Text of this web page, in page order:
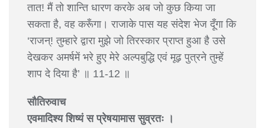
तात! मैं तो शान्ति धारण करके अब जो कुछ किया जा
सकता है, वह करूँगा। राजाके पास यह संदेश भेज दूँगा कि
‘राजन्! तुम्हारे द्वारा मुझे जो तिरस्कार प्राप्त हुआ है उसे
देखकर अमर्षमें भरे हुए मेरे अल्पबुद्धि एवं मूढ़ पुत्रने तुम्हें
शाप दे दिया है’ ॥ 11-12 ॥
सौतिरुवाच
एवमादिश्य शिष्यं स प्रेषयामास सुव्रतः ।